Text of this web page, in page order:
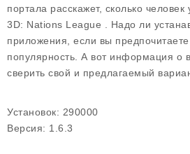
портала расскажет, сколько
3D: Nations League . Надо ли
приложения, если вы
популярность. А вот информация о
сверить свой и предлагаемый
Установок: 290000
Версия: 1.6.3